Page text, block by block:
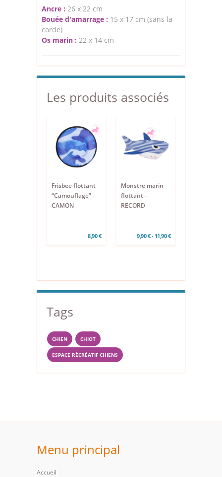
Ancre : 26 x 22 cm
Bouée d'amarrage : 15 x 17 cm (sans la
corde)
Os marin : 22 x 14 cm
Les produits associés
Frisbee flottant
“Camouflage” -
CAMON
8,90 €
Monstre marin
flottant -
RECORD
9,90 € - 11,90 €
Tags
CHIEN CHIOT
ESPACE RÉCRÉATIF CHIENS
Menu principal
Accueil